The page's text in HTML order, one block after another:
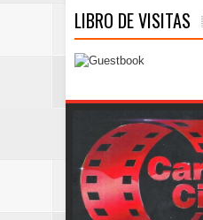
LIBRO DE VISITAS